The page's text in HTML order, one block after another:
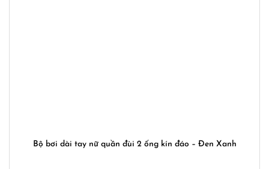
Bộ bơi dài tay nữ quần đùi 2 ống kín đáo – Đen Xanh